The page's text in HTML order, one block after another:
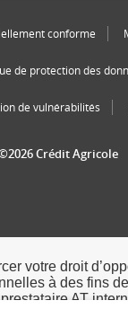
conforme
de protection des
de vulnérabilités
Crédit Agricole
votre droit
à des fins
AT